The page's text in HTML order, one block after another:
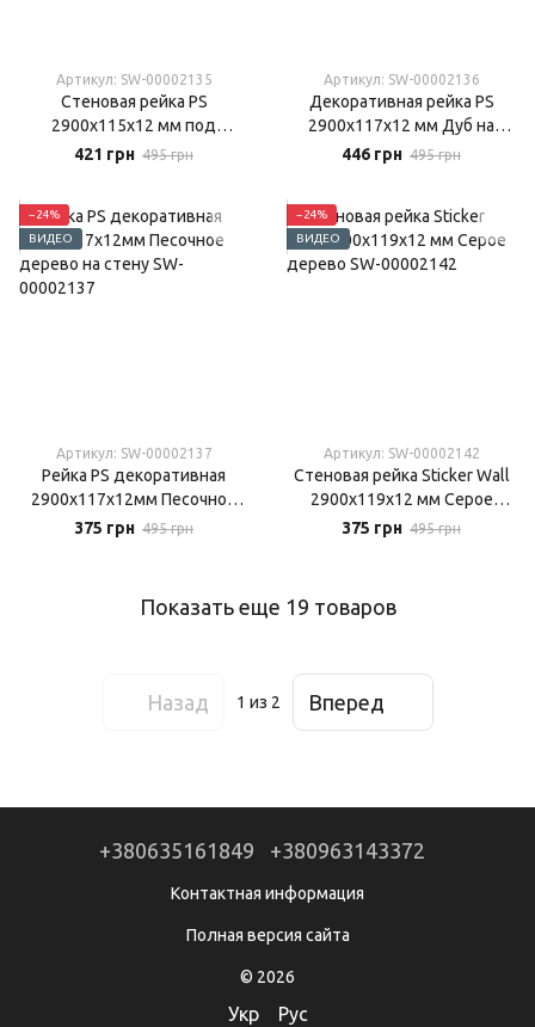
Артикул: SW-00002135
Стеновая рейка PS
2900х115х12 мм под
коричневую кожу на стену
421 грн 495 грн
Артикул: SW-00002136
Декоративная рейка PS
2900х117х12 мм Дуб на
стену
446 грн 495 грн
−24%
ВИДЕО
Артикул: SW-00002137
Рейка PS декоративная
2900х117х12мм Песочное
дерево на стену
375 грн 495 грн
−24%
ВИДЕО
Артикул: SW-00002142
Стеновая рейка Sticker Wall
2900х119х12 мм Серое
дерево
375 грн 495 грн
Показать еще 19 товаров
Назад 1 из 2 Вперед
+380635161849 +380963143372
Контактная информация
Полная версия сайта
© 2026
Укр Рус